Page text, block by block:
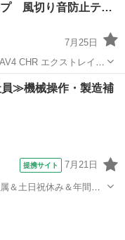
風切り音防止テ
7月25日
CHR エクストレイ
ストリップ
≫機械操作・製造補
提携サイト 7月21日
＆土日祝休み＆年間休